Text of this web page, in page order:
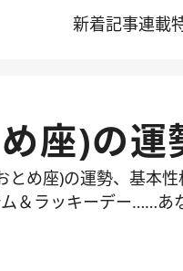
新着記事連載
座)の
とめ座)の運勢、基本
＆ラッキーデー……あ